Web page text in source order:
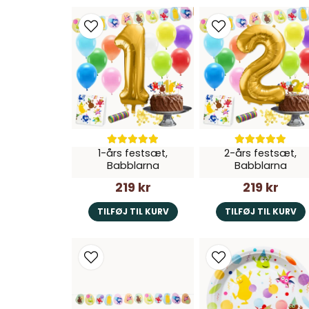
1-års festsæt,
Babblarna
219 kr
TILFØJ TIL KURV
2-års festsæt,
Babblarna
219 kr
TILFØJ TIL KURV